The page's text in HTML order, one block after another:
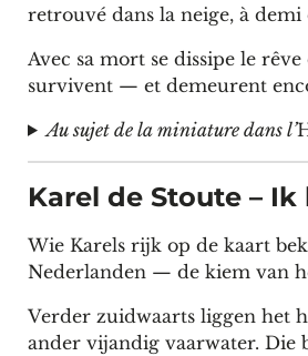
retrouvé dans la neige, à demi
Avec sa mort se dissipe le
survivent — et demeurent
Au sujet de la miniature dans l’
Karel de Stoute –
Wie Karels rijk op de kaart
Nederlanden — de kiem van
Verder zuidwaarts liggen het
ander vijandig vaarwater.